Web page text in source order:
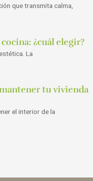
que transmita calma,
¿cuál elegir?
La
tu vivienda
el interior de la